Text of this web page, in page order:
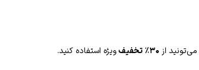
از ۳۰٪ تخفیف ویژه استفاده کنید.